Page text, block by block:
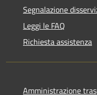
Segnalazione
Leggi le FAQ
Richiesta assistenza
Amministrazione